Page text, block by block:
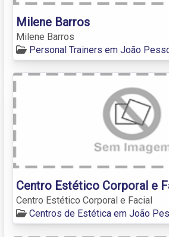
Milene Barros
Milene Barros
Personal Trainers em João
Centro Estético Corporal e
Centro Estético Corporal e Facial
Centros de Estética em João